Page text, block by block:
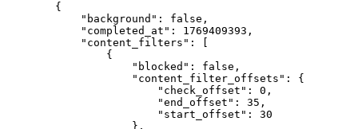
{
"background" : false ,
"completed_at" : 1769409393 ,
"content_filters" :
{
"blocked" : false ,
"content_filter_offsets" :
{
"check_offset" : 0 ,
"end_offset" : 35 ,
"start_offset" :
30
} ,